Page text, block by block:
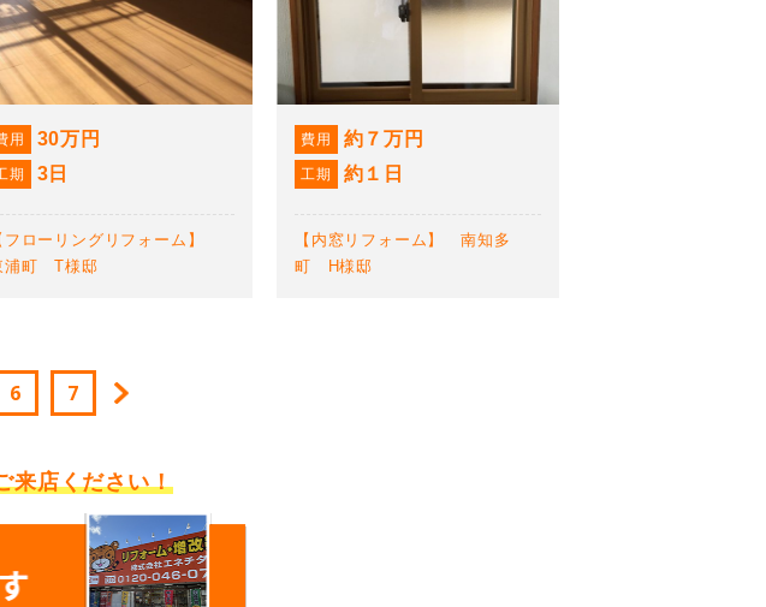
用 30万円
期 3日
フローリングリフォーム】
浦町 T様邸
費用 約７万円
工期 約１日
【内窓リフォーム】 南知多
町 H様邸
6 7
来店ください！